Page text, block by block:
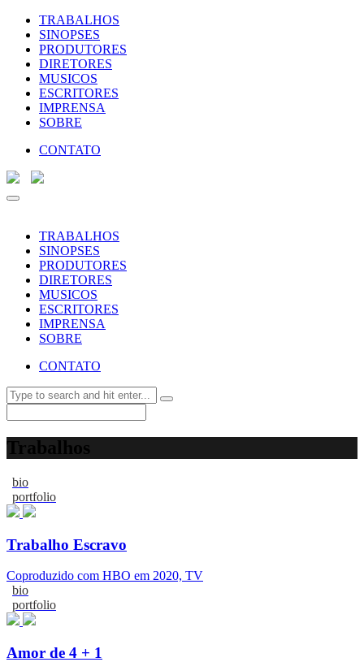
TRABALHOS
SINOPSES
PRODUTORES
DIRETORES
MUSICOS
ESCRITORES
IMPRENSA
SOBRE
CONTATO
TRABALHOS
SINOPSES
PRODUTORES
DIRETORES
MUSICOS
ESCRITORES
IMPRENSA
SOBRE
CONTATO
Trabalhos
bio
portfolio
Trabalho Escravo
Coproduzido com HBO em 2020, TV
bio
portfolio
Amor de 4 + 1